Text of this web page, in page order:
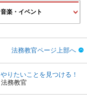
音楽・イベント
法務教官ページ上部へ
やりたいことを見つける！
法務教官